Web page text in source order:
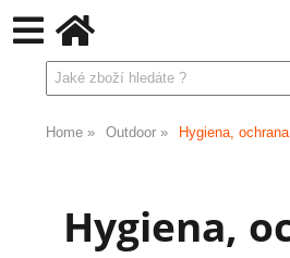
Home Outdoor Hygiena,
Hygiena,